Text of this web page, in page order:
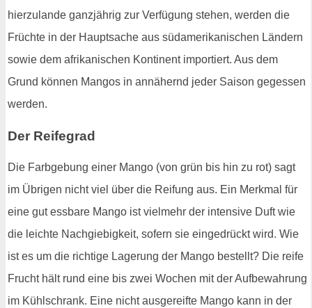
hierzulande ganzjährig zur Verfügung stehen, werden die
Früchte in der Hauptsache aus südamerikanischen Ländern
sowie dem afrikanischen Kontinent importiert. Aus dem
Grund können Mangos in annähernd jeder Saison gegessen
werden.
Der Reifegrad
Die Farbgebung einer Mango (von grün bis hin zu rot) sagt
im Übrigen nicht viel über die Reifung aus. Ein Merkmal für
eine gut essbare Mango ist vielmehr der intensive Duft wie
die leichte Nachgiebigkeit, sofern sie eingedrückt wird. Wie
ist es um die richtige Lagerung der Mango bestellt? Die reife
Frucht hält rund eine bis zwei Wochen mit der Aufbewahrung
im Kühlschrank. Eine nicht ausgereifte Mango kann in der